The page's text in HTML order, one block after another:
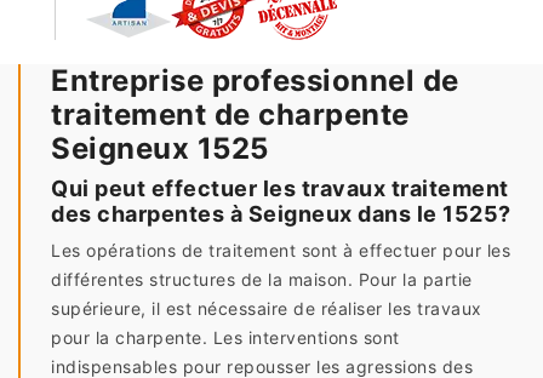
Entreprise professionnel de
traitement de charpente
Seigneux 1525
Qui peut effectuer les travaux traitement
des charpentes à Seigneux dans le 1525?
Les opérations de traitement sont à effectuer pour les
différentes structures de la maison. Pour la partie
supérieure, il est nécessaire de réaliser les travaux
pour la charpente. Les interventions sont
indispensables pour repousser les agressions des